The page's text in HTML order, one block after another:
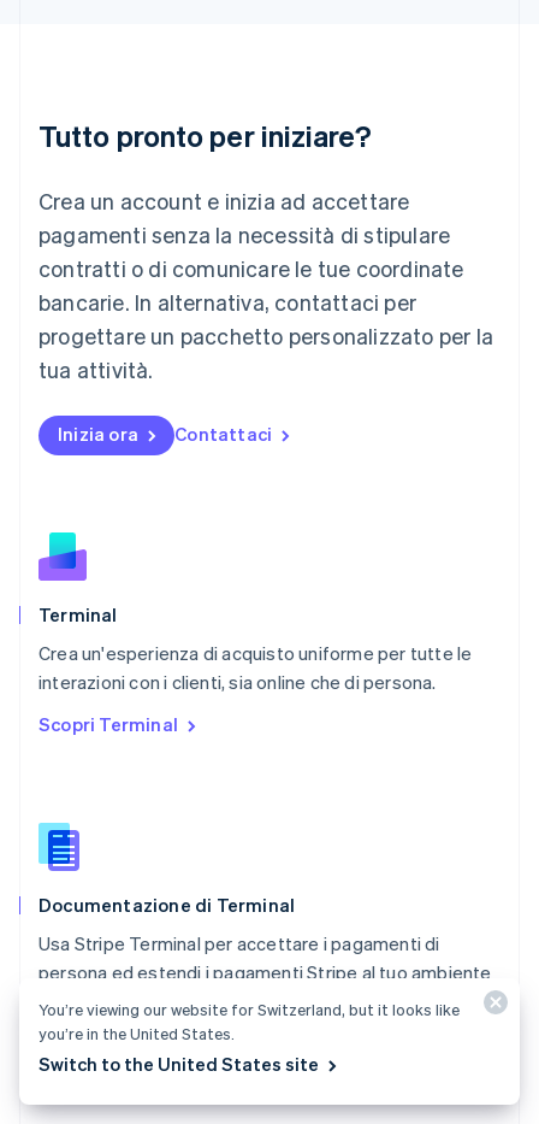
Tutto pronto per iniziare?
Crea un account e inizia ad accettare
pagamenti senza la necessità di stipulare
contratti o di comunicare le tue coordinate
bancarie. In alternativa, contattaci per
progettare un pacchetto personalizzato per la
tua attività.
Inizia ora Contattaci
Terminal
Crea un'esperienza di acquisto uniforme per tutte le
interazioni con i clienti, sia online che di persona.
Scopri Terminal
Documentazione di Terminal
Usa Stripe Terminal per accettare i pagamenti di
persona ed estendi i pagamenti Stripe al tuo ambiente
POS.
Consulta la documentazione
Lituania
Lussemburgo
Deutsch English
Malaysia
English 简体中文
Malta
Messico
EspañolEnglish
English
Nuova Zelanda
Polonia
English
Portogallo
Português
English简体中文
Regno Unito
Repubblica Ceca
Singapore
English
English
Slovenia
English
Spagna
EspañolEnglish
Stati Uniti
English Español 简体中文
Svezia
SvenskaEnglish
You’re viewing our website for Switzerland, but it looks like
you’re in the United States.
Switch to the United States site